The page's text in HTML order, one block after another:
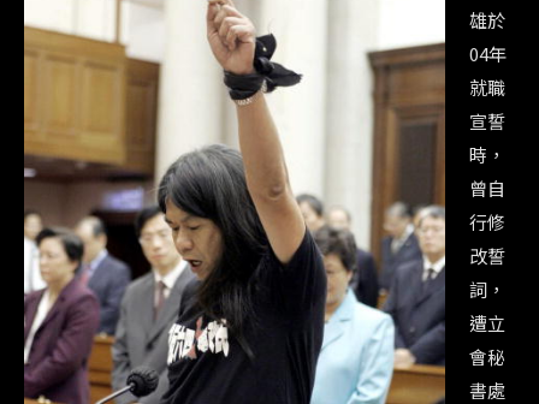
雄於
04年
就職
宣誓
時，
曾自
行修
改誓
詞，
遭立
會秘
書處